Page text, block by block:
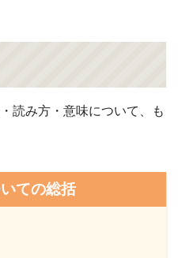
読み方・意味について、も
いての総括